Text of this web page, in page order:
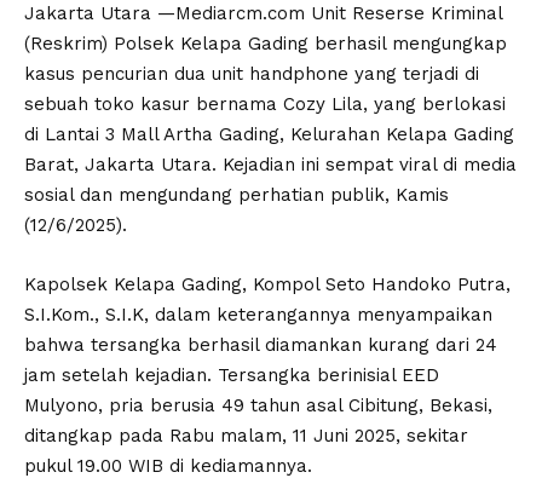
Jakarta Utara —Mediarcm.com Unit Reserse Kriminal
(Reskrim) Polsek Kelapa Gading berhasil mengungkap
kasus pencurian dua unit handphone yang terjadi di
sebuah toko kasur bernama Cozy Lila, yang berlokasi
di Lantai 3 Mall Artha Gading, Kelurahan Kelapa Gading
Barat, Jakarta Utara. Kejadian ini sempat viral di media
sosial dan mengundang perhatian publik, Kamis
(12/6/2025).
Kapolsek Kelapa Gading, Kompol Seto Handoko Putra,
S.I.Kom., S.I.K, dalam keterangannya menyampaikan
bahwa tersangka berhasil diamankan kurang dari 24
jam setelah kejadian. Tersangka berinisial EED
Mulyono, pria berusia 49 tahun asal Cibitung, Bekasi,
ditangkap pada Rabu malam, 11 Juni 2025, sekitar
pukul 19.00 WIB di kediamannya.